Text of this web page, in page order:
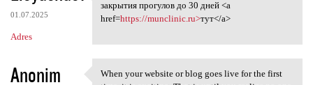
01.07.2025
Adres
закрытия прогулов до 30 дней <a
href=https://munclinic.ru>тут</a>
Anonim
When your website or blog goes live for the first